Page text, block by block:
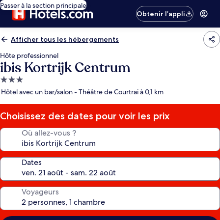
Passer à la section principale
Obtenir l’appli
Afficher tous les hébergements
Hôte professionnel
ibis Kortrijk Centrum
Hébergement
3.0 étoiles
Hôtel avec un bar/salon - Théâtre de Courtrai à 0,1 km
Choisissez des dates pour voir les prix
Où allez-vous ?
Dates
Voyageurs